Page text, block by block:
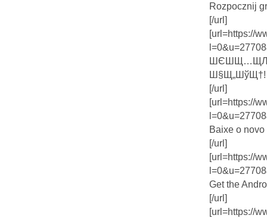
Rozpocznij
[/url]
[url=https://
Ш§Щ„ШўЩ†!
[/url]
[url=https://
Baixe o
[/url]
[url=https://
Get the
[/url]
[url=https://